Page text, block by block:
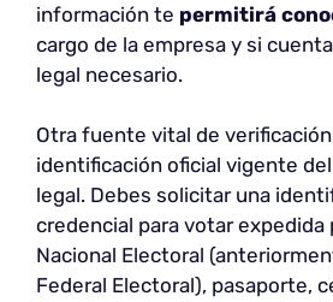
información te permitirá
cargo de la empresa y si
legal necesario.
Otra fuente vital de
identificación oficial vigente
legal. Debes solicitar una
credencial para votar
Nacional Electoral
Federal Electoral), pasaporte,